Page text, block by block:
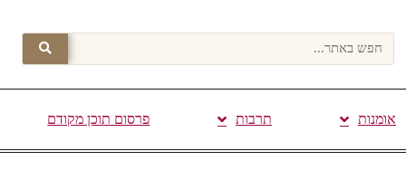
אומנות תרבות פרסום תוכן מקודם